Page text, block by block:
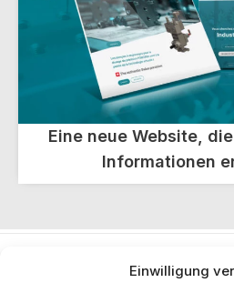
Einwilligung
Eine neue Website,
Informationen
2026 POMTAVA S.A.